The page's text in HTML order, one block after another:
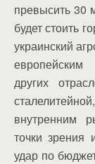
превысить 30
будет стоить
украинский
других
внутренним
точки зрения
удар по